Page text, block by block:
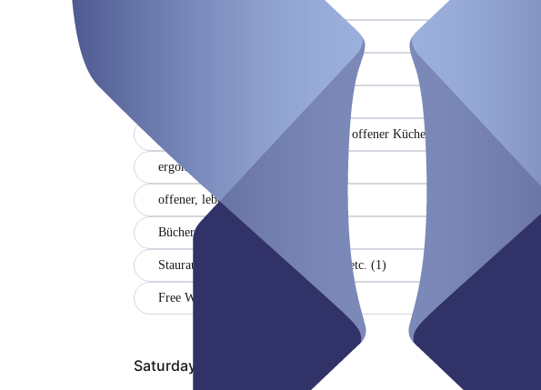
großer Tisch für bis zu 6 Personen ()
Gemeinschaftsbereich verbunden mit offener Küche ()
ergonomische + flexible Tische (1)
offener, lebendiger Bereich (1)
Bücher (1)
Stauraum für Bücher, Ordner, Akten etc. (1)
Free WiFi
Saturday, Aug 08